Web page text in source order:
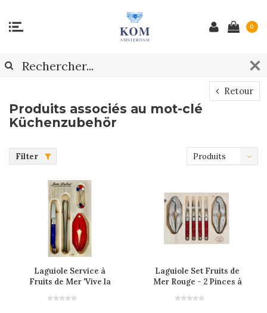
0
Retour
Produits associés au mot-clé
Küchenzubehör
Filter
Produits
récents
Laguiole Service à
Fruits de Mer 'Vive la
Laguiole Set Fruits de
Mer Rouge - 2 Pinces à
à Homard